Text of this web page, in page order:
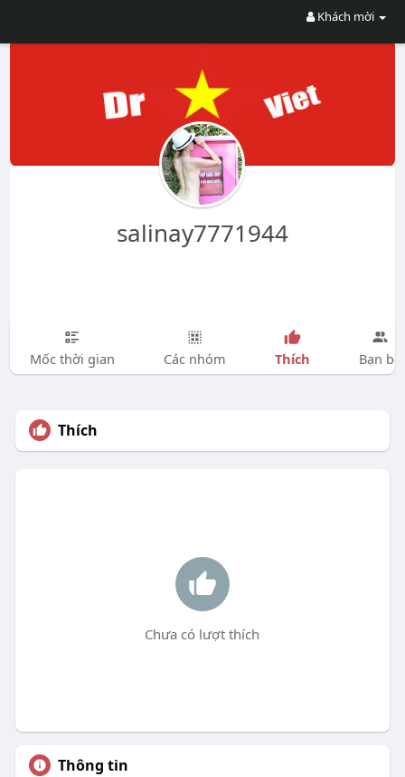
Khách mời
salinay7771944
Mốc thời gian Các nhóm Thích Bạn bè
Thích
Chưa có lượt thích
Thông tin